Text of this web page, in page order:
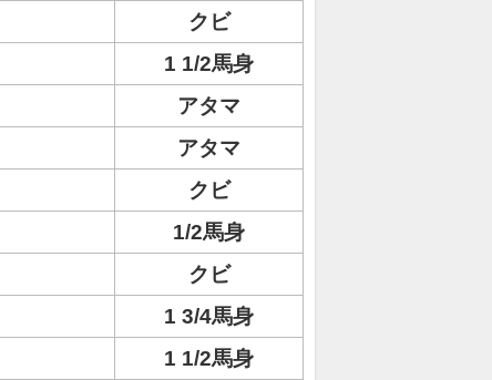
クビ
1 1/2馬身
アタマ
アタマ
クビ
1/2馬身
クビ
1 3/4馬身
1 1/2馬身